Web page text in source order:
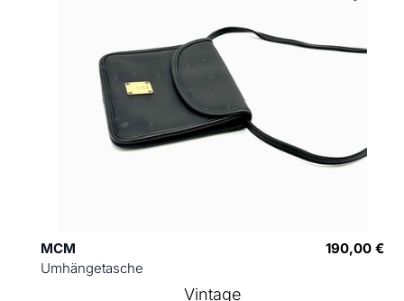
MCM
Umhängetasche
190,00 €
Vintage